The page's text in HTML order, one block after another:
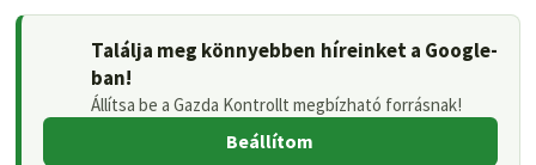
Találja meg könnyebben híreinket a Google-
ban!
Állítsa be a Gazda Kontrollt megbízható forrásnak!
Beállítom